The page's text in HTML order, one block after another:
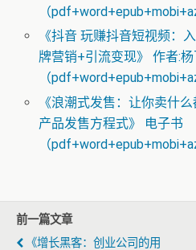
（
《抖音 玩赚抖音短视频：
牌营销+引流变现》 作者:
（
《浪潮式发售：让你卖什
产品发售方程式》 电子书
（
前一篇文章
《增长黑客：创业公司的用